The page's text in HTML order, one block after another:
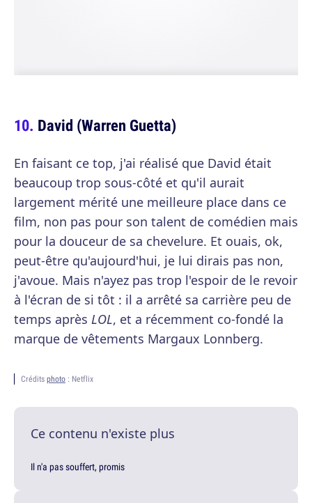
David (Warren Guetta)
En faisant ce top, j'ai réalisé que David était
beaucoup trop sous-côté et qu'il aurait
largement mérité une meilleure place dans ce
film, non pas pour son talent de comédien mais
pour la douceur de sa chevelure. Et ouais, ok,
peut-être qu'aujourd'hui, je lui dirais pas non,
j'avoue. Mais n'ayez pas trop l'espoir de le revoir
à l'écran de si tôt : il a arrêté sa carrière peu de
temps après LOL, et a récemment co-fondé la
marque de vêtements Margaux Lonnberg.
Crédits photo : Netflix
Ce contenu n'existe plus
Il n'a pas souffert, promis